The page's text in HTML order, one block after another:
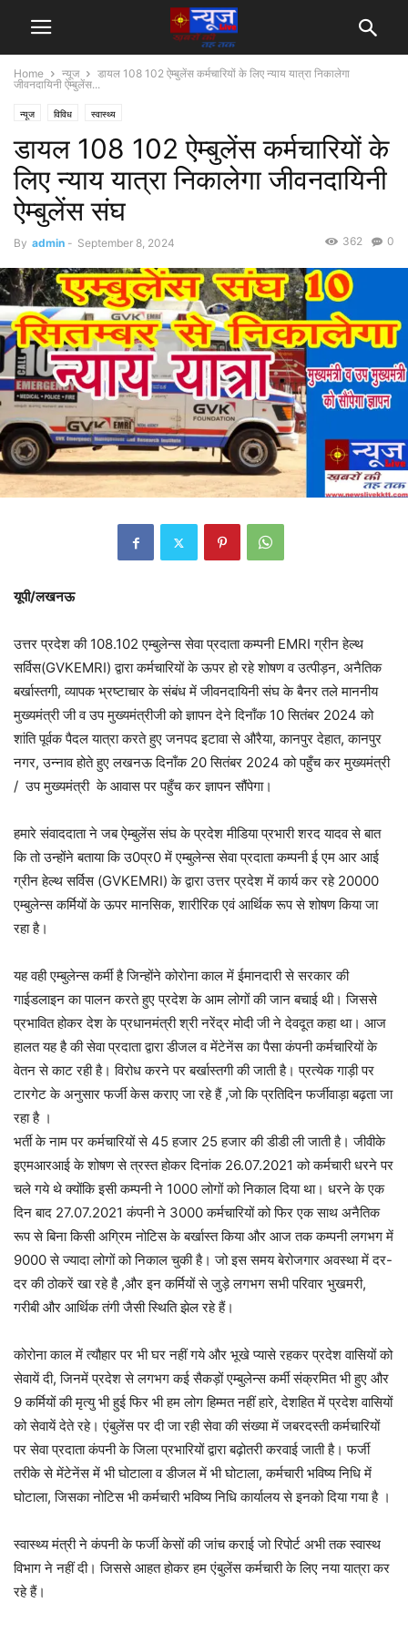
Home न्यूज
डायल 108 102 ऐम्बुलेंस कर्मचारियों के लिए न्याय यात्रा निकालेगा
जीवनदायिनी ऐम्बुलेंस...
न्यूज विविध स्वास्थ्य
डायल 108 102 ऐम्बुलेंस कर्मचारियों के
लिए न्याय यात्रा निकालेगा जीवनदायिनी
ऐम्बुलेंस संघ
By admin - September 8, 2024 0
362
यूपी/लखनऊ
उत्तर प्रदेश की 108.102 एम्बुलेन्स सेवा प्रदाता कम्पनी EMRI ग्रीन हेल्थ
सर्विस(GVKEMRI) द्वारा कर्मचारियों के ऊपर हो रहे शोषण व उत्पीड़न, अनैतिक
बर्खास्तगी, व्यापक भ्रष्टाचार के संबंध में जीवनदायिनी संघ के बैनर तले माननीय
मुख्यमंत्री जी व उप मुख्यमंत्रीजी को ज्ञापन देने दिनाँक 10 सितंबर 2024 को
शांति पूर्वक पैदल यात्रा करते हुए जनपद इटावा से औरैया, कानपुर देहात, कानपुर
नगर, उन्नाव होते हुए लखनऊ दिनाँक 20 सितंबर 2024 को पहुँच कर मुख्यमंत्री
/ उप मुख्यमंत्री के आवास पर पहुँच कर ज्ञापन सौंपेगा।
हमारे संवाददाता ने जब ऐम्बुलेंस संघ के प्रदेश मीडिया प्रभारी शरद यादव से बात
कि तो उन्होंने बताया कि उ0प्र0 में एम्बुलेन्स सेवा प्रदाता कम्पनी ई एम आर आई
ग्रीन हेल्थ सर्विस (GVKEMRI) के द्वारा उत्तर प्रदेश में कार्य कर रहे 20000
एम्बुलेन्स कर्मियों के ऊपर मानसिक, शारीरिक एवं आर्थिक रूप से शोषण किया जा
रहा है।
यह वही एम्बुलेन्स कर्मी है जिन्होंने कोरोना काल में ईमानदारी से सरकार की
गाईडलाइन का पालन करते हुए प्रदेश के आम लोगों की जान बचाई थी। जिससे
प्रभावित होकर देश के प्रधानमंत्री श्री नरेंद्र मोदी जी ने देवदूत कहा था। आज
हालत यह है की सेवा प्रदाता द्वारा डीजल व मेंटेनेंस का पैसा कंपनी कर्मचारियों के
वेतन से काट रही है। विरोध करने पर बर्खास्तगी की जाती है। प्रत्येक गाड़ी पर
टारगेट के अनुसार फर्जी केस कराए जा रहे हैं ,जो कि प्रतिदिन फर्जीवाड़ा बढ़ता जा
रहा है ।
भर्ती के नाम पर कर्मचारियों से 45 हजार 25 हजार की डीडी ली जाती है। जीवीके
इएमआरआई के शोषण से त्रस्त होकर दिनांक 26.07.2021 को कर्मचारी धरने पर
चले गये थे क्योंकि इसी कम्पनी ने 1000 लोगों को निकाल दिया था। धरने के एक
दिन बाद 27.07.2021 कंपनी ने 3000 कर्मचारियों को फिर एक साथ अनैतिक
रूप से बिना किसी अग्रिम नोटिस के बर्खास्त किया और आज तक कम्पनी लगभग में
9000 से ज्यादा लोगों को निकाल चुकी है। जो इस समय बेरोजगार अवस्था में दर-
दर की ठोकरें खा रहे है ,और इन कर्मियों से जुड़े लगभग सभी परिवार भुखमरी,
गरीबी और आर्थिक तंगी जैसी स्थिति झेल रहे हैं।
कोरोना काल में त्यौहार पर भी घर नहीं गये और भूखे प्यासे रहकर प्रदेश वासियों को
सेवायें दी, जिनमें प्रदेश से लगभग कई सैकड़ों एम्बुलेन्स कर्मी संक्रमित भी हुए और
9 कर्मियों की मृत्यु भी हुई फिर भी हम लोग हिम्मत नहीं हारे, देशहित में प्रदेश वासियों
को सेवायें देते रहे। एंबुलेंस पर दी जा रही सेवा की संख्या में जबरदस्ती कर्मचारियों
पर सेवा प्रदाता कंपनी के जिला प्रभारियों द्वारा बढ़ोतरी करवाई जाती है। फर्जी
तरीके से मेंटेनेंस में भी घोटाला व डीजल में भी घोटाला, कर्मचारी भविष्य निधि में
घोटाला, जिसका नोटिस भी कर्मचारी भविष्य निधि कार्यालय से इनको दिया गया है ।
स्वास्थ्य मंत्री ने कंपनी के फर्जी केसों की जांच कराई जो रिपोर्ट अभी तक स्वास्थ
विभाग ने नहीं दी। जिससे आहत होकर हम एंबुलेंस कर्मचारी के लिए नया यात्रा कर
रहे हैं।